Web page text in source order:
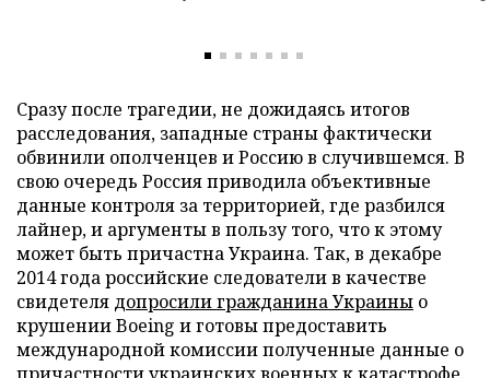
Сразу после трагедии, не дожидаясь итогов
расследования, западные страны фактически
обвинили ополченцев и Россию в случившемся. В
свою очередь Россия приводила объективные
данные контроля за территорией, где разбился
лайнер, и аргументы в пользу того, что к этому
может быть причастна Украина. Так, в декабре
2014 года российские следователи в качестве
свидетеля допросили гражданина Украины о
крушении Boeing и готовы предоставить
международной комиссии полученные данные о